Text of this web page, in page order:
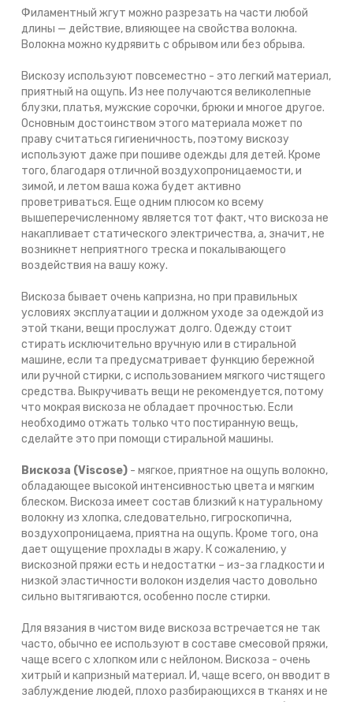
Филаментный жгут можно разрезать на части любой
длины — действие, влияющее на свойства волокна.
Волокна можно кудрявить с обрывом или без обрыва.
Вискозу используют повсеместно - это легкий материал,
приятный на ощупь. Из нее получаются великолепные
блузки, платья, мужские сорочки, брюки и многое другое.
Основным достоинством этого материала может по
праву считаться гигиеничность, поэтому вискозу
используют даже при пошиве одежды для детей. Кроме
того, благодаря отличной воздухопроницаемости, и
зимой, и летом ваша кожа будет активно
проветриваться. Еще одним плюсом ко всему
вышеперечисленному является тот факт, что вискоза не
накапливает статического электричества, а, значит, не
возникнет неприятного треска и покалывающего
воздействия на вашу кожу.
Вискоза бывает очень капризна, но при правильных
условиях эксплуатации и должном уходе за одеждой из
этой ткани, вещи прослужат долго. Одежду стоит
стирать исключительно вручную или в стиральной
машине, если та предусматривает функцию бережной
или ручной стирки, с использованием мягкого чистящего
средства. Выкручивать вещи не рекомендуется, потому
что мокрая вискоза не обладает прочностью. Если
необходимо отжать только что постиранную вещь,
сделайте это при помощи стиральной машины.
Вискоза (Viscose)- мягкое, приятное на ощупь волокно,
обладающее высокой интенсивностью цвета и мягким
блеском. Вискоза имеет состав близкий к натуральному
волокну из хлопка, следовательно, гигроскопична,
воздухопроницаема, приятна на ощупь. Кроме того, она
дает ощущение прохлады в жару. К сожалению, у
вискозной пряжи есть и недостатки – из-за гладкости и
низкой эластичности волокон изделия часто довольно
сильно вытягиваются, особенно после стирки.
Для вязания в чистом виде вискоза встречается не так
часто, обычно ее используют в составе смесовой пряжи,
чаще всего с хлопком или с нейлоном. Вискоза - очень
хитрый и капризный материал. И, чаще всего, он вводит в
заблуждение людей, плохо разбирающихся в тканях и не